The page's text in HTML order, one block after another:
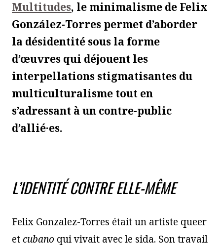
Multitudes, le minimalisme de Felix
González-Torres permet d’aborder
la désidentité sous la forme
d’œuvres qui déjouent les
interpellations stigmatisantes du
multiculturalisme tout en
s’adressant à un contre-public
d’allié·es.
L’IDENTITÉ CONTRE ELLE-MÊME
Felix Gonzalez-Torres était un artiste queer
etcubano qui vivait avec le sida. Son travail